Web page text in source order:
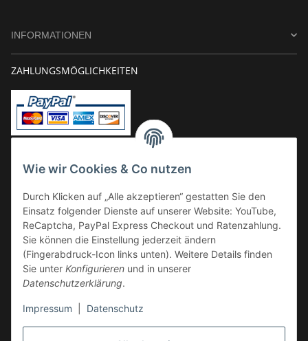
Wie wir Cookies & Co nutzen
Durch Klicken auf „Alle akzeptieren“ gestatten Sie den
Einsatz folgender Dienste auf unserer Website: YouTube,
ReCaptcha, PayPal Express Checkout und Ratenzahlung.
Sie können die Einstellung jederzeit ändern
(Fingerabdruck-Icon links unten). Weitere Details finden
Sie unter Konfigurieren und in unserer
Datenschutzerklärung.
Impressum Datenschutz
INFORMATIONEN
ZAHLUNGSMÖGLICHKEITEN
Überweisung
Kauf auf Rechnung
VERSAND